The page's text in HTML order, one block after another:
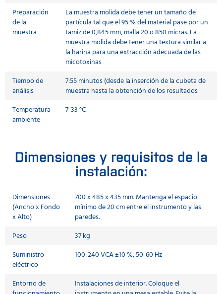
Preparación
de la
muestra
La muestra molida debe tener un tamaño de
partícula tal que el 95 % del material pase por un
tamiz de 0,845 mm, malla 20 o 850 micras. La
muestra molida debe tener una textura similar a
la harina para una extracción adecuada de las
micotoxinas
Tiempo de
análisis
7:55 minutos (desde la inserción de la cubeta de
muestra hasta la obtención de los resultados
Temperatura
ambiente
7-33 °C
Dimensiones y requisitos de la
instalación:
Dimensiones
(Ancho x Fondo
x Alto)
700 x 485 x 435 mm. Mantenga el espacio
mínimo de 20 cm entre el instrumento y las
paredes.
Peso
37 kg
Suministro
eléctrico
100-240 VCA ±10 %, 50-60 Hz
Entorno de
Instalaciones de interior. Coloque el